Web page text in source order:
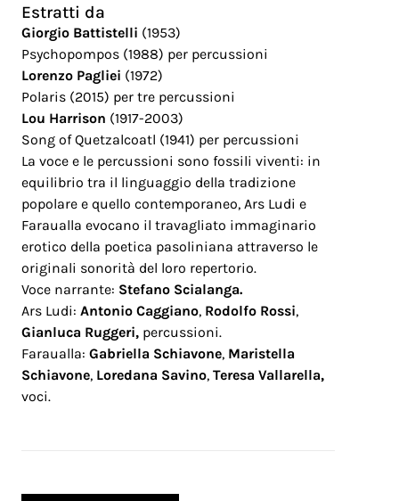
Estratti da
Giorgio Battistelli (1953)
Psychopompos (1988) per percussioni
Lorenzo Pagliei (1972)
Polaris (2015) per tre percussioni
Lou Harrison (1917-2003)
Song of Quetzalcoatl (1941) per percussioni
La voce e le percussioni sono fossili viventi: in
equilibrio tra il linguaggio della tradizione
popolare e quello contemporaneo, Ars Ludi e
Faraualla evocano il travagliato immaginario
erotico della poetica pasoliniana attraverso le
originali sonorità del loro repertorio.
Voce narrante: Stefano Scialanga.
Ars Ludi: Antonio Caggiano, Rodolfo Rossi,
Gianluca Ruggeri, percussioni.
Faraualla: Gabriella Schiavone, Maristella
Schiavone, Loredana Savino, Teresa Vallarella,
voci.